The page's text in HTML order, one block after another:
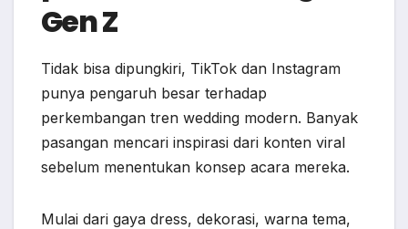
Gen Z
Tidak bisa dipungkiri, TikTok dan Instagram
punya pengaruh besar terhadap
perkembangan tren wedding modern. Banyak
pasangan mencari inspirasi dari konten viral
sebelum menentukan konsep acara mereka.
Mulai dari gaya dress, dekorasi, warna tema,